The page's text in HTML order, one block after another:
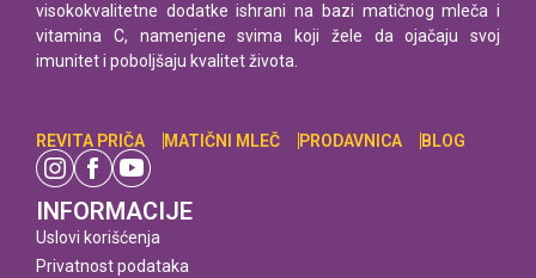
visokokvalitetne dodatke ishrani na bazi matičnog mleča i
vitamina C, namenjene svima koji žele da ojačaju svoj
imunitet i poboljšaju kvalitet života.
REVITA PRIČA MATIČNI MLEČ PRODAVNICA BLOG
INFORMACIJE
Uslovi korišćenja
Privatnost podataka